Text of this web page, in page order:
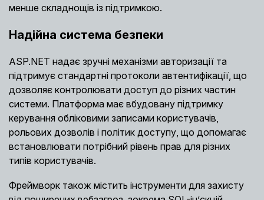
менше складнощів із підтримкою.
Надійна система безпеки
ASP.NET надає зручні механізми авторизації та
підтримує стандартні протоколи автентифікації, що
дозволяє контролювати доступ до різних частин
системи. Платформа має вбудовану підтримку
керування обліковими записами користувачів,
рольових дозволів і політик доступу, що допомагає
встановлювати потрібний рівень прав для різних
типів користувачів.
Фреймворк також містить інструменти для захисту